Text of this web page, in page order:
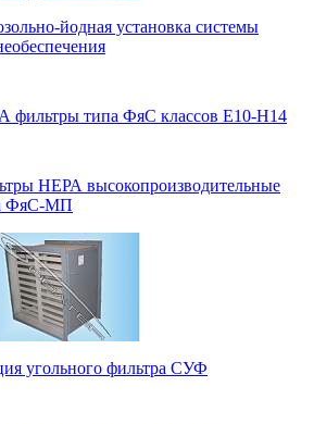
йодная установка системы
фильтры типа ФяС классов Е10-Н14
НЕРА высокопроизводительные
ФяС-МП
угольного фильтра СУФ